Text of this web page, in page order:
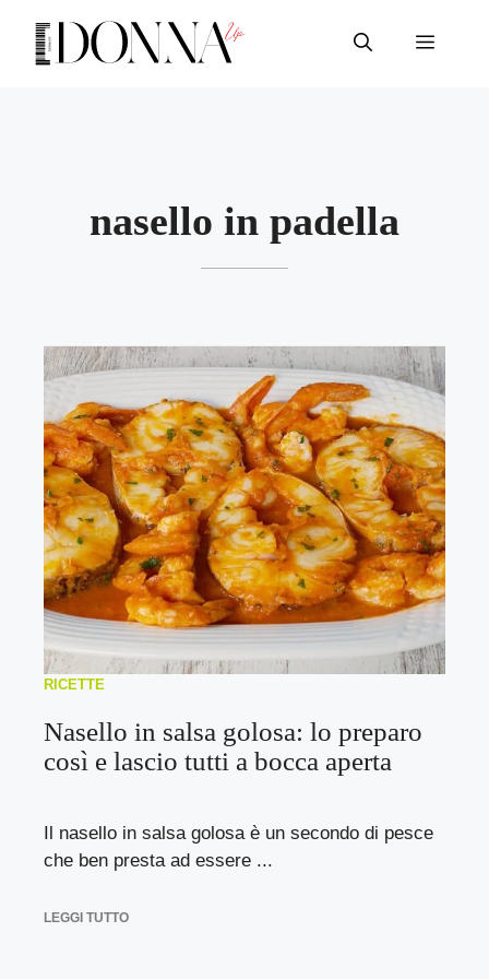
contenuto
Menu
nasello in padella
RICETTE
Nasello in salsa golosa: lo preparo
così e lascio tutti a bocca aperta
Il nasello in salsa golosa è un secondo di pesce
che ben presta ad essere ...
LEGGI TUTTO